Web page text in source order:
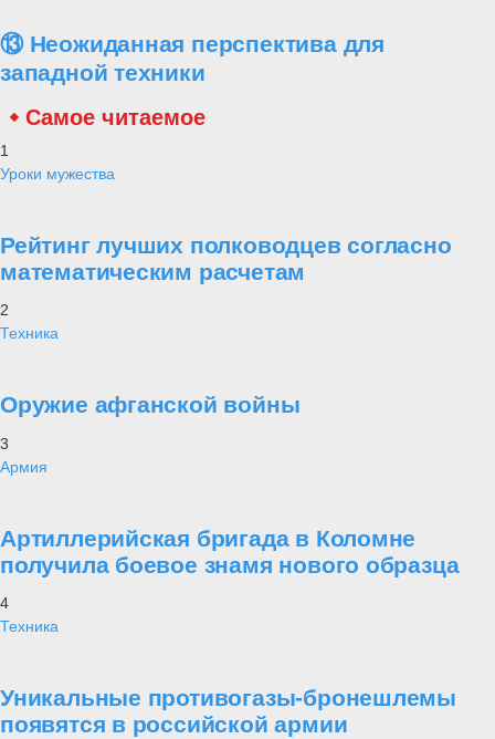
⑬ Неожиданная перспектива для
западной техники
Самое читаемое
1
Уроки мужества
Рейтинг лучших полководцев согласно
математическим расчетам
2
Техника
Оружие афганской войны
3
Армия
Артиллерийская бригада в Коломне
получила боевое знамя нового образца
4
Техника
Уникальные противогазы-бронешлемы
появятся в российской армии